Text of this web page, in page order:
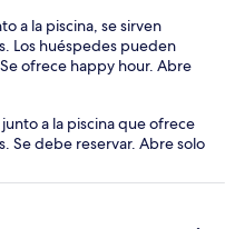
a la piscina, se sirven
Los huéspedes pueden
ofrece happy hour. Abre
a la piscina que ofrece
Se debe reservar. Abre solo